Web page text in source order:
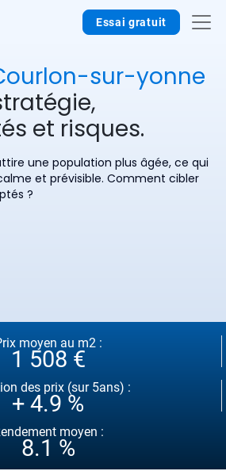
Essai gratuit
sur-yonne
et risques.
une population plus âgée, ce qui
et prévisible. Comment cibler
?
moyen au m2 :
1 508 €
des prix (sur 5ans) :
+ 4.9 %
moyen :
8.1 %